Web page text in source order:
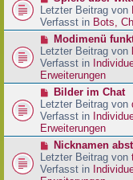
r
a
g
B
e
i
r
a
g
e
u
e
r
B
e
i
r
a
g
Letzter Beitrag von
Verfasst in Bots,
N
e
u
e
r
B
e
i
t
a
g
Modimenü
Letzter Beitrag von
Verfasst in
Erweiterungen
N
e
u
e
r
B
e
i
Bilder im Chat
Letzter Beitrag von
Verfasst in
Erweiterungen
N
e
u
Nicknamen
Letzter Beitrag von
Verfasst in